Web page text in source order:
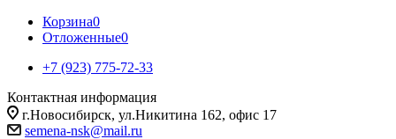
Корзина0
Отложенные0
+7 (923) 775-72-33
Контактная информация
г.Новосибирск, ул.Никитина 162, офис 17
semena-nsk@mail.ru